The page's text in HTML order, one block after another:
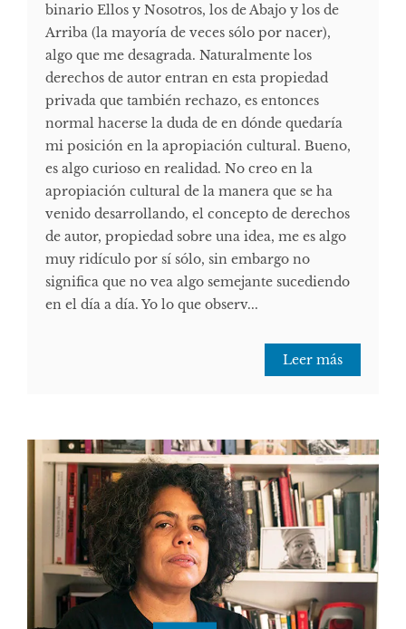
binario Ellos y Nosotros, los de Abajo y los de
Arriba (la mayoría de veces sólo por nacer),
algo que me desagrada. Naturalmente los
derechos de autor entran en esta propiedad
privada que también rechazo, es entonces
normal hacerse la duda de en dónde quedaría
mi posición en la apropiación cultural. Bueno,
es algo curioso en realidad. No creo en la
apropiación cultural de la manera que se ha
venido desarrollando, el concepto de derechos
de autor, propiedad sobre una idea, me es algo
muy ridículo por sí sólo, sin embargo no
significa que no vea algo semejante sucediendo
en el día a día. Yo lo que observ...
Leer más